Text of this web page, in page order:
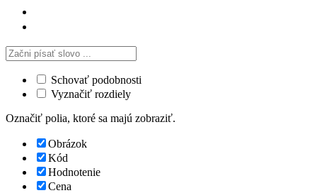
Schovať podobnosti
Vyznačiť rozdiely
Označiť polia, ktoré sa majú zobraziť.
Obrázok
Kód
Hodnotenie
Cena